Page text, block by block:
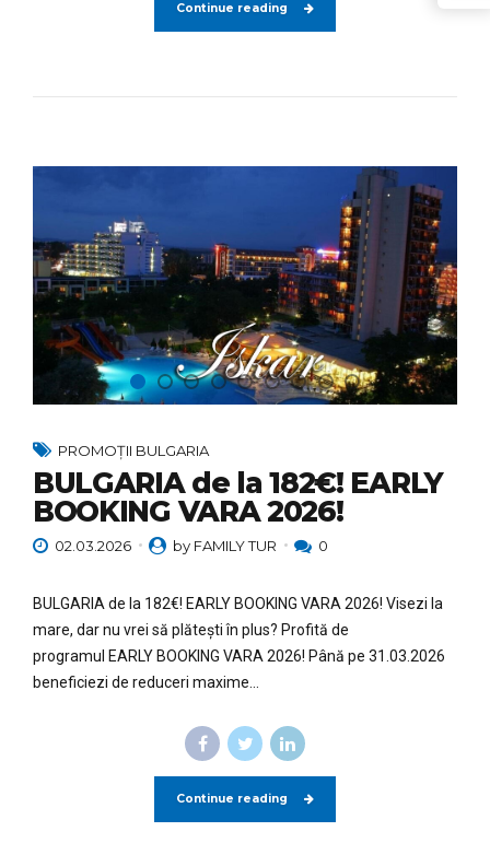
Continue reading
PROMOȚII BULGARIA
BULGARIA de la 182€! EARLY
BOOKING VARA 2026!
02.03.2026 by FAMILY TUR 0
BULGARIA de la 182€! EARLY BOOKING VARA 2026! Visezi la
mare, dar nu vrei să plătești în plus? Profită de
programul EARLY BOOKING VARA 2026! Până pe 31.03.2026
beneficiezi de reduceri maxime...
Continue reading